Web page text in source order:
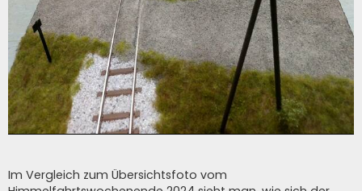
Im Vergleich zum Übersichtsfoto vom